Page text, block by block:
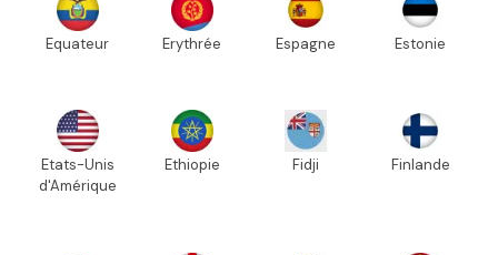
Equateur Erythrée Espagne Estonie
Etats-Unis
d'Amérique
Ethiopie Fidji Finlande